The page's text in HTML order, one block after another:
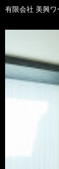
有限会社 美興